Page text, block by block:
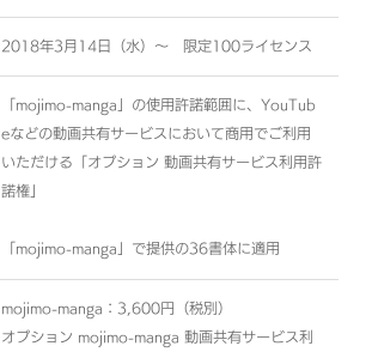
2018年3月14日（水）〜 限定100ライセンス
「mojimo-manga」の使用許諾範囲に、YouTub
eなどの動画共有サービスにおいて商用でご利用
いただける「オプション 動画共有サービス利用許
諾権」
「mojimo-manga」で提供の36書体に適用
mojimo-manga：3,600円（税別）
オプション mojimo-manga 動画共有サービス利